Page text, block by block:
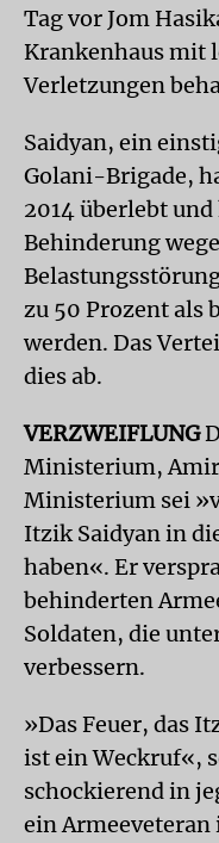
Tag vor Jom
Krankenhaus mit
Verletzungen
Saidyan, ein
Golani-Brigade,
2014 überlebt
Behinderung
zu 50 Prozent als
werden. Das
dies ab.
VERZWEIFLUNG
Ministerium,
Ministerium sei
Itzik Saidyan in
haben«. Er
behinderten
Soldaten, die
verbessern.
»Das Feuer, das
ist ein Weckruf«,
schockierend in
ein Armeeveteran